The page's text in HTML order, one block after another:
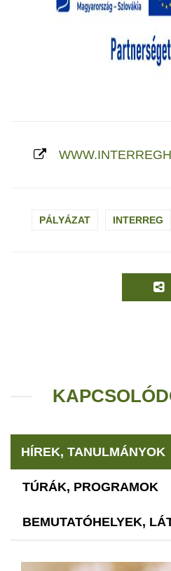
PÁLYÁZAT INTERREG
HÍREK, TANULMÁNYOK
TÚRÁK, PROGRAMOK
BEMUTATÓHELYEK,